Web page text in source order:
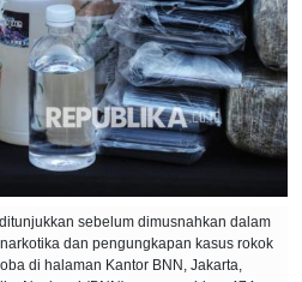
sebelum dimusnahkan dalam
dan pengungkapan kasus rokok
di halaman Kantor BNN, Jakarta,